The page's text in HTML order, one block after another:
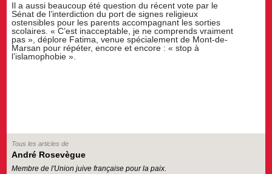
Il a aussi beaucoup été question du récent vote par le
Sénat de l’interdiction du port de signes religieux
ostensibles pour les parents accompagnant les sorties
scolaires. « C’est inacceptable, je ne comprends vraiment
pas », déplore Fatima, venue spécialement de Mont-de-
Marsan pour répéter, encore et encore : « stop à
l’islamophobie ».
Tous les articles de
André Rosevègue
Membre de l'Union juive française pour la paix.